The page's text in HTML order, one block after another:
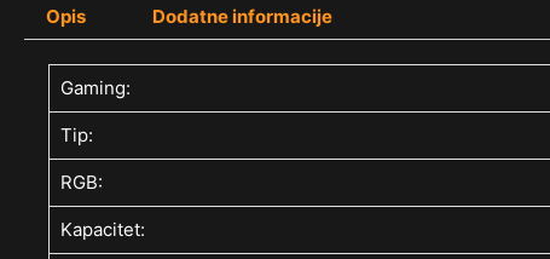
Opis Dodatne informacije
Gaming:
Tip:
RGB:
Kapacitet: